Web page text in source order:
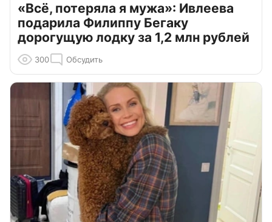
«Всё, потеряла я мужа»: Ивлеева
подарила Филиппу Бегаку
дорогущую лодку за 1,2 млн рублей
300 Обсудить